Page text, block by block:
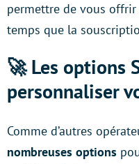
permettre de vous
temps que la
🚀 Les options
personnaliser
Comme d’autres
nombreuses options